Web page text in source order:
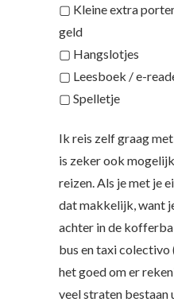
▢ Kleine extra
geld
▢ Hangslotjes
▢ Leesboek / e-
▢ Spelletje
Ik reis zelf graag
is zeker ook
reizen. Als je met je
dat makkelijk, want
achter in de
bus en taxi colectivo
het goed om er
veel straten bestaan